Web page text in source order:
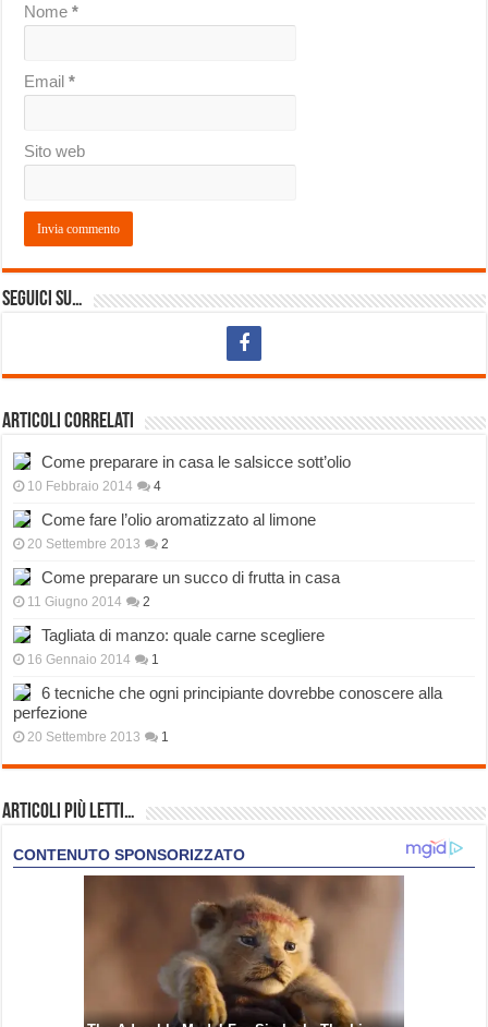
Nome*
Email*
Sito web
Seguici su…
Articoli correlati
Come preparare in casa le salsicce sott’olio
10 Febbraio 2014 4
Come fare l’olio aromatizzato al limone
20 Settembre 2013 2
Come preparare un succo di frutta in casa
11 Giugno 2014 2
Tagliata di manzo: quale carne scegliere
16 Gennaio 2014 1
6 tecniche che ogni principiante dovrebbe conoscere alla
perfezione
20 Settembre 2013 1
Articoli più Letti…